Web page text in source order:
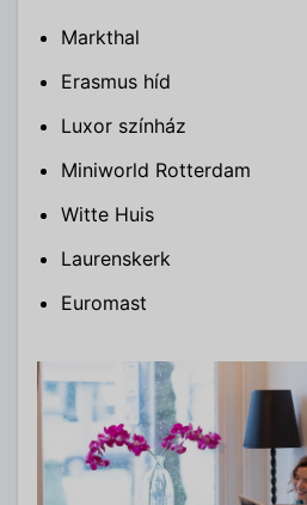
Markthal
Erasmus híd
Luxor színház
Miniworld Rotterdam
Witte Huis
Laurenskerk
Euromast